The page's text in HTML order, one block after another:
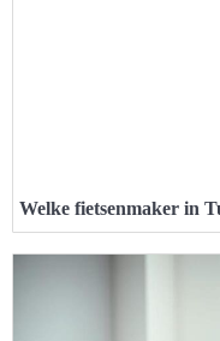
Welke fietsenmaker in